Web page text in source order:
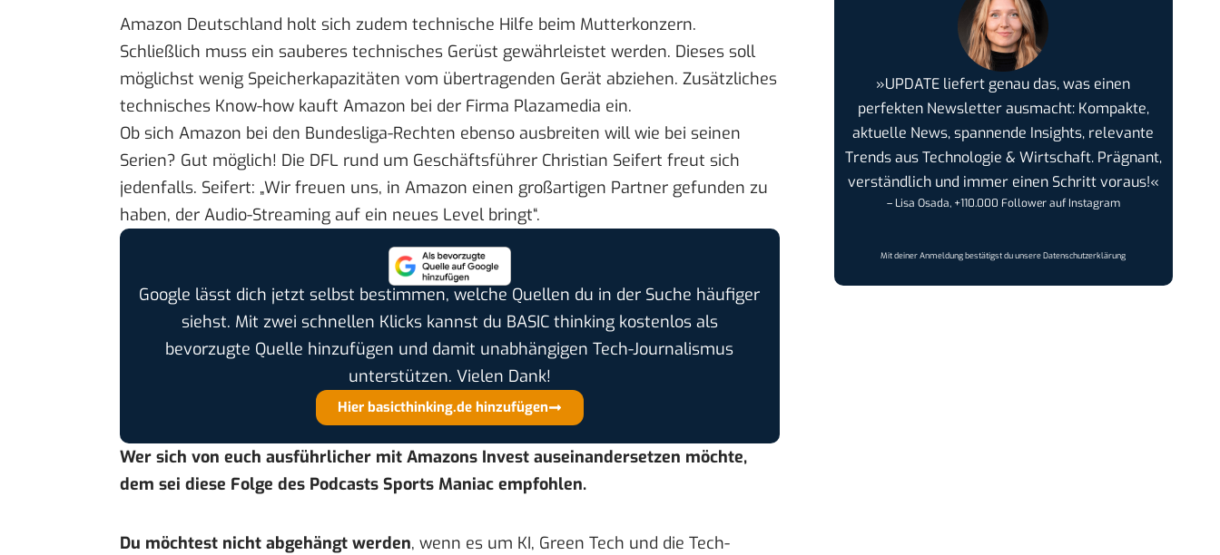
Amazon Deutschland holt sich zudem technische Hilfe beim Mutterkonzern.
Schließlich muss ein sauberes technisches Gerüst gewährleistet werden. Dieses soll
möglichst wenig Speicherkapazitäten vom übertragenden Gerät abziehen. Zusätzliches
technisches Know-how kauft Amazon bei der Firma Plazamedia ein.
Ob sich Amazon bei den Bundesliga-Rechten ebenso ausbreiten will wie bei seinen
Serien? Gut möglich! Die DFL rund um Geschäftsführer Christian Seifert freut sich
jedenfalls. Seifert: „Wir freuen uns, in Amazon einen großartigen Partner gefunden zu
haben, der Audio-Streaming auf ein neues Level bringt“.
Google lässt dich jetzt selbst bestimmen, welche Quellen du in der Suche häufiger
siehst. Mit zwei schnellen Klicks kannst du BASIC thinking kostenlos als
bevorzugte Quelle hinzufügen und damit unabhängigen Tech-Journalismus
unterstützen. Vielen Dank!
Hier basicthinking.de hinzufügen
Wer sich von euch ausführlicher mit Amazons Invest auseinandersetzen möchte,
dem sei diese Folge des Podcasts Sports Maniac empfohlen.
Du möchtest nicht abgehängt werden, wenn es um KI, Green Tech und die Tech-
»UPDATE liefert genau das, was einen
perfekten Newsletter ausmacht: Kompakte,
aktuelle News, spannende Insights, relevante
Trends aus Technologie & Wirtschaft. Prägnant,
verständlich und immer einen Schritt voraus!«
– Lisa Osada, +110.000 Follower auf Instagram
Mit deiner Anmeldung bestätigst du unsereDatenschutzerklärung